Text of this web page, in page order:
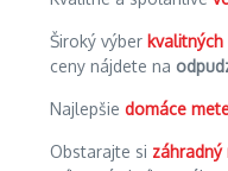
Široký výber
ceny nájdete na
Najlepšie domáce
Obstarajte si